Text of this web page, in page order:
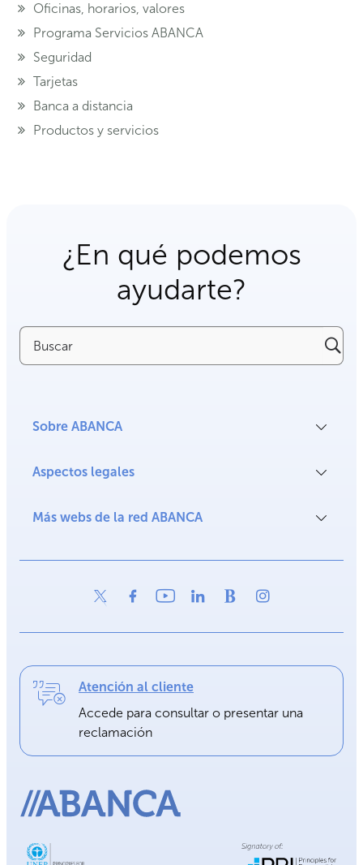
Oficinas, horarios, valores
Programa Servicios ABANCA
Seguridad
Tarjetas
Banca a distancia
Productos y servicios
¿En qué podemos
ayudarte?
Buscar
Sobre ABANCA
Aspectos legales
Más webs de la red ABANCA
Atención al cliente
Accede para consultar o presentar una
reclamación